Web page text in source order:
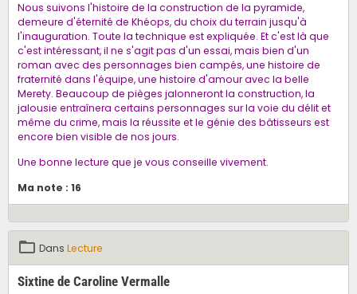
Nous suivons l'histoire de la construction de la pyramide,
demeure d'éternité de Khéops, du choix du terrain jusqu'à
l'inauguration. Toute la technique est expliquée. Et c'est là que
c'est intéressant, il ne s'agit pas d'un essai, mais bien d'un
roman avec des personnages bien campés, une histoire de
fraternité dans l'équipe, une histoire d'amour avec la belle
Merety. Beaucoup de pièges jalonneront la construction, la
jalousie entraînera certains personnages sur la voie du délit et
même du crime, mais la réussite et le génie des bâtisseurs est
encore bien visible de nos jours.
Une bonne lecture que je vous conseille vivement.
Ma note : 16
Dans Lecture
Sixtine de Caroline Vermalle